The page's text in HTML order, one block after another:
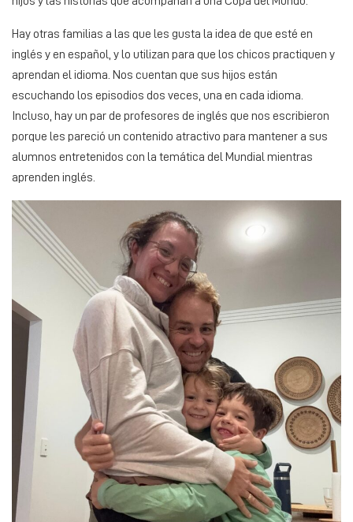
Hay otras familias a las que les gusta la idea de que esté en
inglés y en español, y lo utilizan para que los chicos practiquen y
aprendan el idioma. Nos cuentan que sus hijos están
escuchando los episodios dos veces, una en cada idioma.
Incluso, hay un par de profesores de inglés que nos escribieron
porque les pareció un contenido atractivo para mantener a sus
alumnos entretenidos con la temática del Mundial mientras
aprenden inglés.